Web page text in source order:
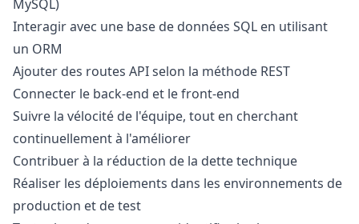
MySQL)
Interagir avec une base de données SQL en utilisant
un ORM
Ajouter des routes API selon la méthode REST
Connecter le back-end et le front-end
Suivre la vélocité de l'équipe, tout en cherchant
continuellement à l'améliorer
Contribuer à la réduction de la dette technique
Réaliser les déploiements dans les environnements de
production et de test